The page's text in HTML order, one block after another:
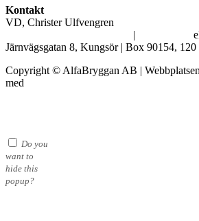
Kontakt
VD, Christer Ulfvengren
|
Järnvägsgatan 8, Kungsör | Box 90154,
Copyright © AlfaBryggan AB |
med
Do you
want to
hide this
popup?